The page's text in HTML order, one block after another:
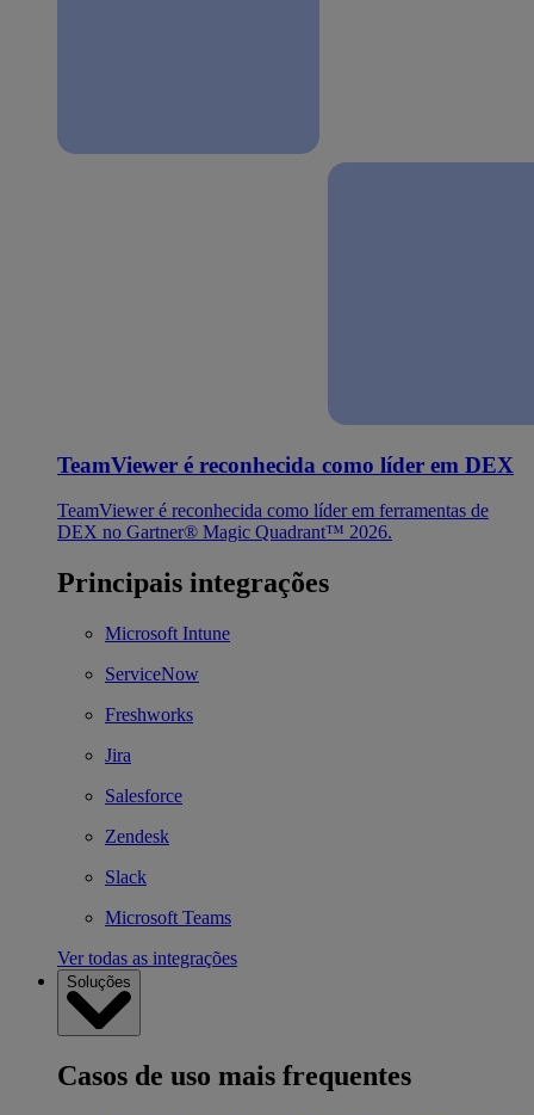
TeamViewer é reconhecida como líder em DEX
TeamViewer é reconhecida como líder em ferramentas de
DEX no Gartner® Magic Quadrant™ 2026.
Principais integrações
Microsoft Intune
ServiceNow
Freshworks
Jira
Salesforce
Zendesk
Slack
Microsoft Teams
Ver todas as integrações
Soluções
Casos de uso mais frequentes